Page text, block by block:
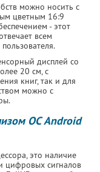
можно носить с
цветным 16:9
- этот
всем
дисплей со
20 см, с
книг, так и для
можно с
ОС Android
это наличие
цифровых сигналов